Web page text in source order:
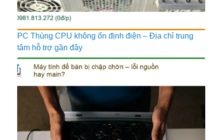
PC Thùng CPU không ổn định điện – Địa chỉ trung
tâm hỗ trợ gần đây